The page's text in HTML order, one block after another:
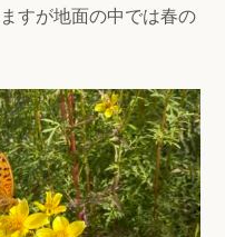
すが地面の中では春の